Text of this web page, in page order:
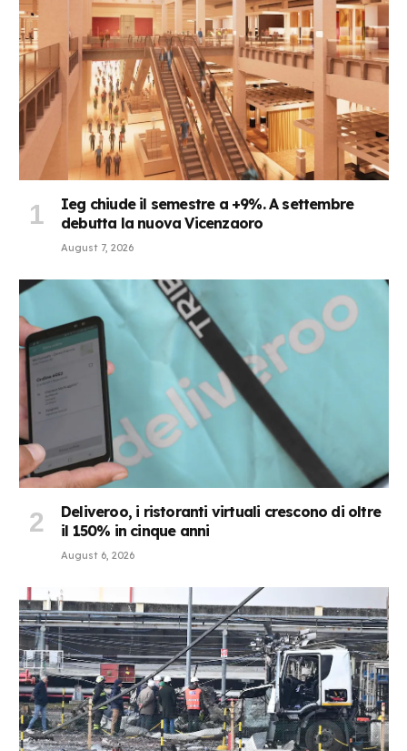
Ieg chiude il semestre a +9%. A settembre
debutta la nuova Vicenzaoro
August 7, 2026
Deliveroo, i ristoranti virtuali crescono di oltre
il 150% in cinque anni
August 6, 2026